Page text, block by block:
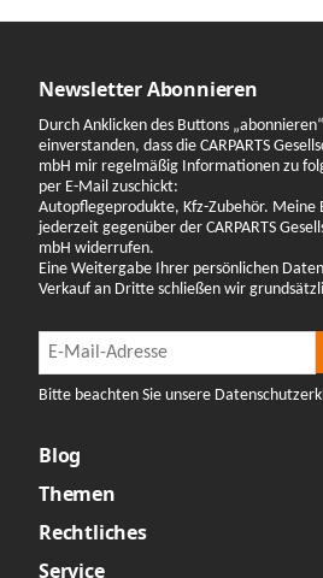
Newsletter Abonnieren
Durch Anklicken des Buttons
einverstanden, dass die CARPARTS
mbH mir regelmäßig Informationen zu
per E-Mail zuschickt:
Autopflegeprodukte, Kfz-Zubehör. Meine
jederzeit gegenüber der CARPARTS
mbH widerrufen.
Eine Weitergabe Ihrer persönlichen
Verkauf an Dritte schließen wir
Newsletter Abonnieren
Bitte beachten Sie unsere
Blog
Themen
Rechtliches
Service